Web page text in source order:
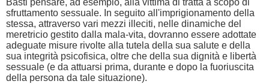
Basti pensare, ad esempio, alla vittima di tratta a scopo di
sfruttamento sessuale. In seguito all'imprigionamento della
stessa, attraverso vari mezzi illeciti, nelle dinamiche del
meretricio gestito dalla mala-vita, dovranno essere adottate
adeguate misure rivolte alla tutela della sua salute e della
sua integrità psicofisica, oltre che della sua dignità e libertà
sessuale (e da attuarsi prima, durante e dopo la fuoriuscita
della persona da tale situazione).